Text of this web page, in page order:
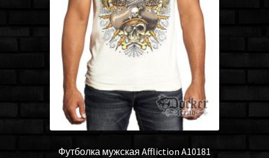
Футболка мужская Affliction A10181